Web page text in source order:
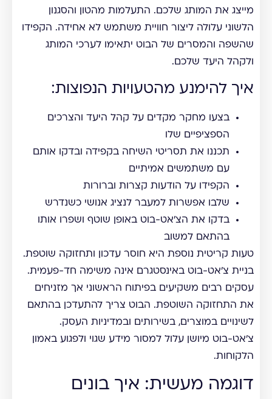
מייצג את המותג שלכם. התעלמות מהטון והסגנון
הלשוני עלולה ליצור חוויית משתמש לא אחידה. הקפידו
שהשפה והמסרים של הבוט יתאימו לערכי המותג
ולקהל היעד שלכם.
איך להימנע מהטעויות הנפוצות:
בצעו מחקר מקדים על קהל היעד והצרכים
הספציפיים שלו
תכננו את תסריטי השיחה בקפידה ובדקו אותם
עם משתמשים אמיתיים
הקפידו על הודעות קצרות וברורות
שלבו אפשרות למעבר לנציג אנושי כשנדרש
בדקו את הצ'אט-בוט באופן שוטף ושפרו אותו
בהתאם למשוב
טעות קריטית נוספת היא חוסר עדכון ותחזוקה שוטפת.
בניית צ'אט-בוט באינסטגרם אינה משימה חד-פעמית.
עסקים רבים משקיעים בפיתוח הראשוני אך מזניחים
את התחזוקה השוטפת. הבוט צריך להתעדכן בהתאם
לשינויים במוצרים, בשירותים ובמדיניות העסק.
צ'אט-בוט מיושן עלול למסור מידע שגוי ולפגוע באמון
הלקוחות.
דוגמה מעשית: איך בונים